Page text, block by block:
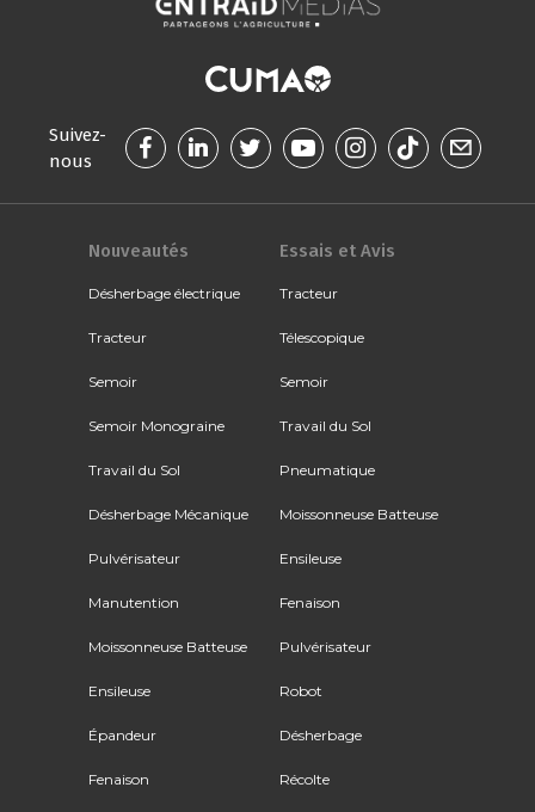
Suivez-
nous
Nouveautés
Désherbage électrique
Tracteur
Semoir
Semoir Monograine
Travail du Sol
Désherbage Mécanique
Pulvérisateur
Manutention
Moissonneuse Batteuse
Ensileuse
Épandeur
Fenaison
Essais et Avis
Tracteur
Télescopique
Semoir
Travail du Sol
Pneumatique
Moissonneuse Batteuse
Ensileuse
Fenaison
Pulvérisateur
Robot
Désherbage
Récolte